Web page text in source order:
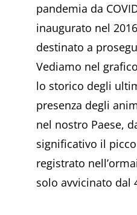
pandemia da
inaugurato nel
destinato a
Vediamo nel
lo storico degli
presenza degli
nel nostro Paese,
significativo il
registrato
solo avvicinato dal